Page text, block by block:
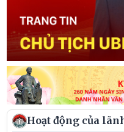
Hoạt động của